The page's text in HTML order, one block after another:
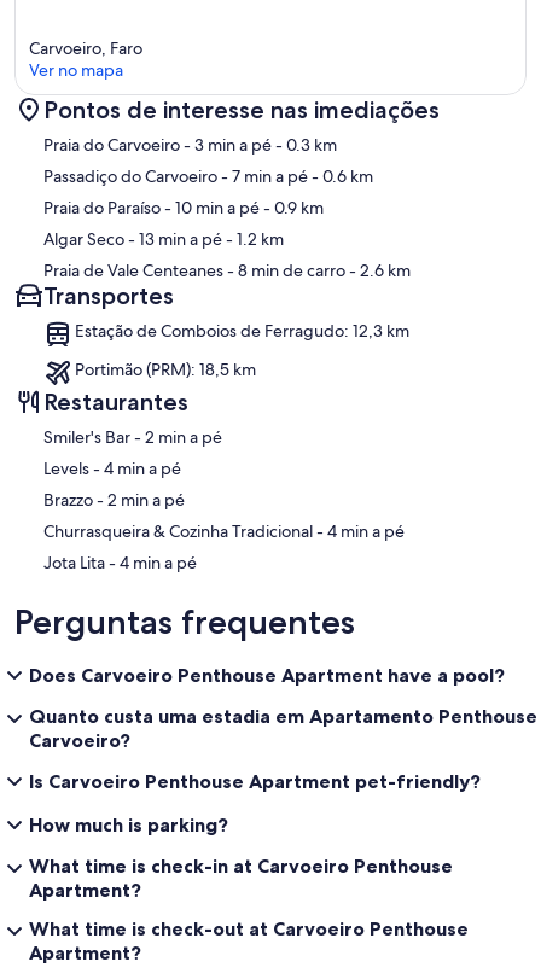
Mapa
Carvoeiro, Faro
Ver no mapa
Pontos de interesse nas imediações
Praia do Carvoeiro- 3 min a pé- 0.3 km
Passadiço do Carvoeiro- 7 min a pé- 0.6 km
Praia do Paraíso- 10 min a pé- 0.9 km
Algar Seco- 13 min a pé- 1.2 km
Praia de Vale Centeanes- 8 min de carro- 2.6 km
Transportes
Estação de Comboios de Ferragudo: 12,3 km
Portimão (PRM): 18,5 km
Restaurantes
‪Smiler's Bar - ‬2 min a pé
‪Levels - ‬4 min a pé
‪Brazzo - ‬2 min a pé
‪Churrasqueira & Cozinha Tradicional - ‬4 min a pé
‪Jota Lita - ‬4 min a pé
Perguntas frequentes
Does Carvoeiro Penthouse Apartment have a pool?
Quanto custa uma estadia em Apartamento Penthouse
Carvoeiro?
Is Carvoeiro Penthouse Apartment pet-friendly?
How much is parking?
What time is check-in at Carvoeiro Penthouse
Apartment?
What time is check-out at Carvoeiro Penthouse
Apartment?